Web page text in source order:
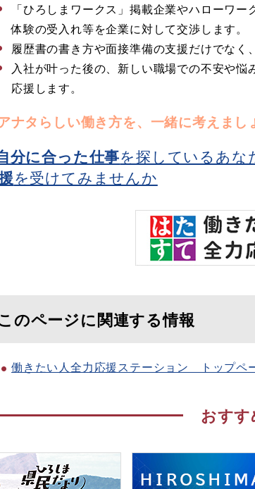
「ひろしまワークス」掲載企業やハローワ
体験の受入れ等を企業に対して交渉します。
履歴書の書き方や面接準備の支援だけでなく
入社が叶った後の、新しい職場での不安や
応援します。
ナタらしい働き方を、一緒に考えまし
分に合った仕事を探しているあな
を受けてみませんか
のページに関連する情報
働きたい人全力応援ステーション トップペ
おす